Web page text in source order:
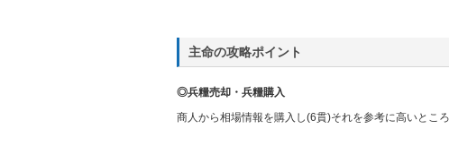
主命の攻略ポイント
◎兵糧売却・兵糧購入
商人から相場情報を購入し(6貫)それを参考に高いとこ